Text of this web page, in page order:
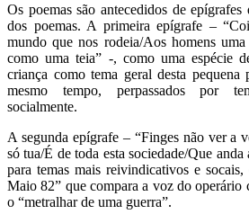
Os poemas são antecedidos de
dos poemas. A primeira epígrafe –
mundo que nos rodeia/Aos homens
como uma teia” -, como uma espécie
criança como tema geral desta pequena
mesmo tempo, perpassados por
socialmente.
A segunda epígrafe – “Finges não ver a
só tua/É de toda esta sociedade/Que
para temas mais reivindicativos e
Maio 82” que compara a voz do operário
o “metralhar de uma guerra”.